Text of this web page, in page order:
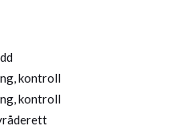
kontroll
kontroll